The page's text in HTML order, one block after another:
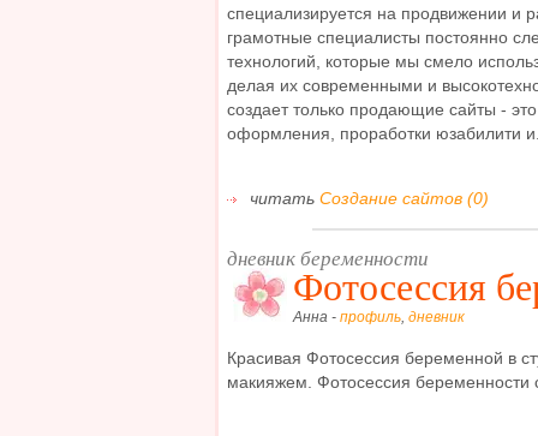
специализируется на продвижении и
грамотные специалисты постоянно
технологий, которые мы смело
делая их современными и
создает только продающие сайты -
оформления, проработки юзабилити
читать Создание сайтов (0)
дневник беременности
Фотосессия
Анна - профиль, дневник
Красивая Фотосессия беременной в
макияжем. Фотосессия